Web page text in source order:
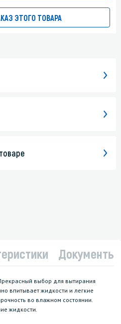
ЭТОГО ТОВАРА
Документы
выбор для вытирания
впитывает жидкости и легкие
во влажном состоянии.
жидкости.